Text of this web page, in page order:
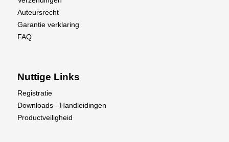
Auteursrecht
Garantie verklaring
FAQ
Nuttige Links
Registratie
Downloads - Handleidingen
Productveiligheid